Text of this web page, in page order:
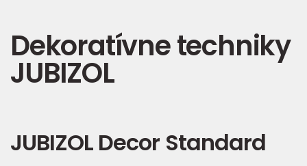
Dekoratívne techniky
JUBIZOL
JUBIZOL Decor Standard